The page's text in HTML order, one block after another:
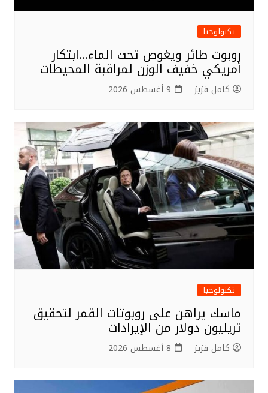
تكنولوجيا
روبوت طائر ويغوص تحت الماء…ابتكار
أمريكي خفيف الوزن لمراقبة المحيطات
كامل فزيز 9 أغسطس 2026
تكنولوجيا
ماسك يراهن على روبوتات القمر لتحقيق
تريليون دولار من الإيرادات
كامل فزيز 8 أغسطس 2026